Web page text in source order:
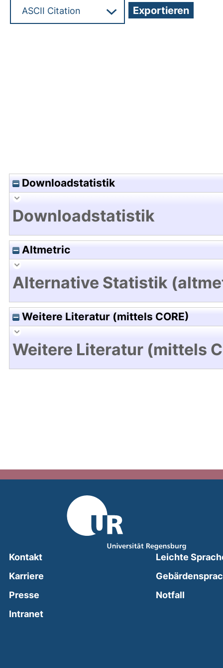
Downloadstatistik
Downloadstatistik
Altmetric
Alternative Statistik
Weitere Literatur (mittels CORE)
Weitere Literatur (mittels
Kontakt
Karriere
Presse
Intranet(external link, opens in a new window)
Leichte
Notfall